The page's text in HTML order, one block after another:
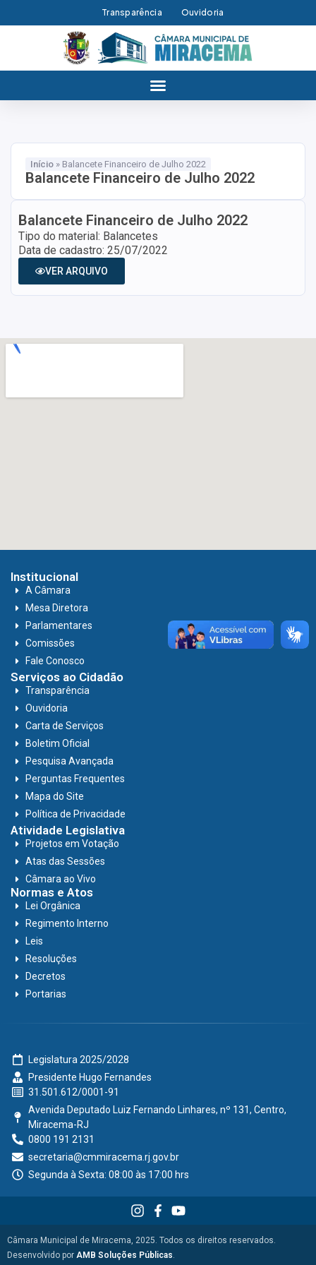
Transparência Ouvidoria
Início » Balancete Financeiro de Julho 2022
Balancete Financeiro de Julho 2022
Balancete Financeiro de Julho 2022
Tipo do material: Balancetes
Data de cadastro: 25/07/2022
VER ARQUIVO
Institucional
A Câmara
Mesa Diretora
Parlamentares
Comissões
Fale Conosco
Serviços ao Cidadão
Transparência
Ouvidoria
Carta de Serviços
Boletim Oficial
Pesquisa Avançada
Perguntas Frequentes
Mapa do Site
Política de Privacidade
Atividade Legislativa
Projetos em Votação
Atas das Sessões
Câmara ao Vivo
Normas e Atos
Lei Orgânica
Regimento Interno
Leis
Resoluções
Decretos
Portarias
Legislatura 2025/2028
Presidente Hugo Fernandes
31.501.612/0001-91
Avenida Deputado Luiz Fernando Linhares, nº 131, Centro,
Miracema-RJ
0800 191 2131
secretaria@cmmiracema.rj.gov.br
Segunda à Sexta: 08:00 às 17:00 hrs
Câmara Municipal de Miracema, 2025. Todos os direitos reservados.
Desenvolvido por AMB Soluções Públicas.